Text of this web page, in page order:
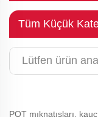
Tüm Küçük
POT mıknatısları,